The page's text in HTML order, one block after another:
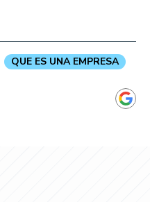
QUE ES UNA EMPRESA